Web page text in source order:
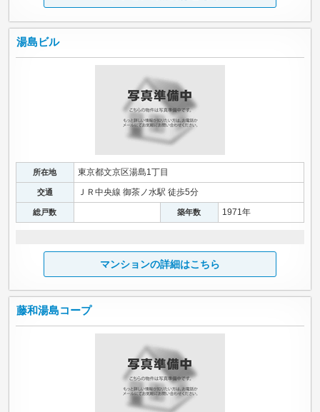
湯島ビル
所在地 東京都文京区湯島1丁目
交通 ＪＲ中央線 御茶ノ水駅 徒歩5分
総戸数 築年数 1971年
マンションの詳細はこちら
藤和湯島コープ